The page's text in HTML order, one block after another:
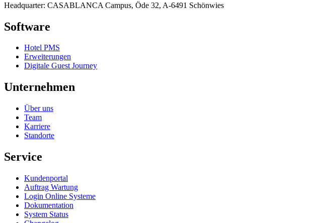
Headquarter: CASABLANCA Campus, Öde 32, A-6491 Schönwies
Software
Hotel PMS
Erweiterungen
Digitale Guest Journey
Unternehmen
Über uns
Team
Karriere
Standorte
Service
Kundenportal
Auftrag Wartung
Login Online Systeme
Dokumentation
System Status